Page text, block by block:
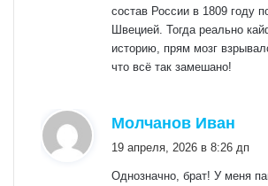
состав России в 1809 году
Швецией. Тогда реально
историю, прям мозг
что всё так замешано!
Молчанов Иван
19 апреля, 2026 в 8:26 дп
Однозначно, брат! У меня